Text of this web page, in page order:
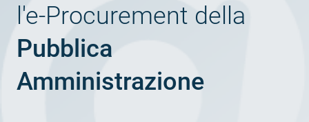
l'e-Procurement della
Pubblica
Amministrazione